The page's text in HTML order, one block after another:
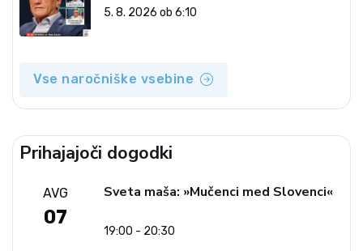
5. 8. 2026 ob 6:10
Vse naročniške vsebine
Prihajajoči dogodki
AVG
07
Sveta maša: »Mučenci med Slovenci«
19:00 - 20:30